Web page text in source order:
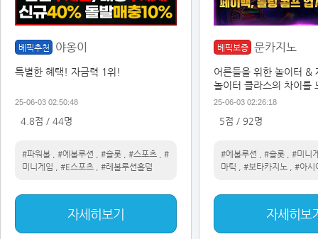
베픽추천 야옹이
특별한 혜택! 자금력 1위!
25-06-03 02:50:48
4.8점 / 44명
#파워볼 #에볼루션 #슬롯 #스포츠
#
미니게임
#E스포츠 #레볼루션홀덤
자세히보기
베픽보증 문카지노
어른들을 위한 놀이터 &
놀이터 클라스의 차이를
25-06-03 02:26:18
5점 / 92명
#에볼루션 #슬롯
#미니
마틱
#보타카지노 #아시
자세히보